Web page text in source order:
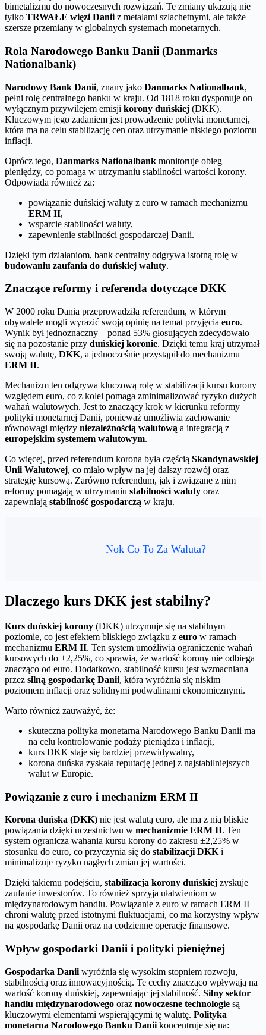
bimetalizmu do nowoczesnych rozwiązań. Te zmiany ukazują nie
tylko TRWAŁE więzi Danii z metalami szlachetnymi, ale także
szersze przemiany w globalnych systemach monetarnych.
Rola Narodowego Banku Danii (Danmarks
Nationalbank)
Narodowy Bank Danii, znany jako Danmarks Nationalbank,
pełni rolę centralnego banku w kraju. Od 1818 roku dysponuje on
wyłącznym przywilejem emisji korony duńskiej (DKK).
Kluczowym jego zadaniem jest prowadzenie polityki monetarnej,
która ma na celu stabilizację cen oraz utrzymanie niskiego poziomu
inflacji.
Oprócz tego, Danmarks Nationalbank monitoruje obieg
pieniędzy, co pomaga w utrzymaniu stabilności wartości korony.
Odpowiada również za:
powiązanie duńskiej waluty z euro w ramach mechanizmu
ERM II,
wsparcie stabilności waluty,
zapewnienie stabilności gospodarczej Danii.
Dzięki tym działaniom, bank centralny odgrywa istotną rolę w
budowaniu zaufania do duńskiej waluty.
Znaczące reformy i referenda dotyczące DKK
W 2000 roku Dania przeprowadziła referendum, w którym
obywatele mogli wyrazić swoją opinię na temat przyjęcia euro.
Wynik był jednoznaczny – ponad 53% głosujących zdecydowało
się na pozostanie przy duńskiej koronie. Dzięki temu kraj utrzymał
swoją walutę, DKK, a jednocześnie przystąpił do mechanizmu
ERM II.
Mechanizm ten odgrywa kluczową rolę w stabilizacji kursu korony
względem euro, co z kolei pomaga zminimalizować ryzyko dużych
wahań walutowych. Jest to znaczący krok w kierunku reformy
polityki monetarnej Danii, ponieważ umożliwia zachowanie
równowagi między niezależnością walutową a integracją z
europejskim systemem walutowym.
Co więcej, przed referendum korona była częścią Skandynawskiej
Unii Walutowej, co miało wpływ na jej dalszy rozwój oraz
strategię kursową. Zarówno referendum, jak i związane z nim
reformy pomagają w utrzymaniu stabilności waluty oraz
zapewniają stabilność gospodarczą w kraju.
Nok Co To Za Waluta?
Dlaczego kurs DKK jest stabilny?
Kurs duńskiej korony (DKK) utrzymuje się na stabilnym
poziomie, co jest efektem bliskiego związku z euro w ramach
mechanizmu ERM II. Ten system umożliwia ograniczenie wahań
kursowych do ±2,25%, co sprawia, że wartość korony nie odbiega
znacząco od euro. Dodatkowo, stabilność kursu jest wzmacniana
przez silną gospodarkę Danii, która wyróżnia się niskim
poziomem inflacji oraz solidnymi podwalinami ekonomicznymi.
Warto również zauważyć, że:
skuteczna polityka monetarna Narodowego Banku Danii ma
na celu kontrolowanie podaży pieniądza i inflacji,
kurs DKK staje się bardziej przewidywalny,
korona duńska zyskała reputację jednej z najstabilniejszych
walut w Europie.
Powiązanie z euro i mechanizm ERM II
Korona duńska (DKK) nie jest walutą euro, ale ma z nią bliskie
powiązania dzięki uczestnictwu w mechanizmie ERM II. Ten
system ogranicza wahania kursu korony do zakresu ±2,25% w
stosunku do euro, co przyczynia się do stabilizacji DKK i
minimalizuje ryzyko nagłych zmian jej wartości.
Dzięki takiemu podejściu, stabilizacja korony duńskiej zyskuje
zaufanie inwestorów. To również sprzyja ułatwieniom w
międzynarodowym handlu. Powiązanie z euro w ramach ERM II
chroni walutę przed istotnymi fluktuacjami, co ma korzystny wpływ
na gospodarkę Danii oraz na codzienne operacje finansowe.
Wpływ gospodarki Danii i polityki pieniężnej
Gospodarka Danii wyróżnia się wysokim stopniem rozwoju,
stabilnością oraz innowacyjnością. Te cechy znacząco wpływają na
wartość korony duńskiej, zapewniając jej stabilność. Silny sektor
handlu międzynarodowego oraz nowoczesne technologie są
kluczowymi elementami wspierającymi tę walutę. Polityka
monetarna Narodowego Banku Danii koncentruje się na: